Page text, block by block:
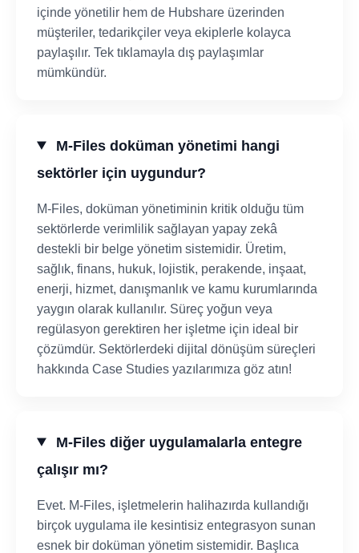
içinde yönetilir hem de Hubshare üzerinden
müşteriler, tedarikçiler veya ekiplerle kolayca
paylaşılır. Tek tıklamayla dış paylaşımlar
mümkündür.
M-Files doküman yönetimi hangi
sektörler için uygundur?
M-Files, doküman yönetiminin kritik olduğu tüm
sektörlerde verimlilik sağlayan yapay zekâ
destekli bir belge yönetim sistemidir. Üretim,
sağlık, finans, hukuk, lojistik, perakende, inşaat,
enerji, hizmet, danışmanlık ve kamu kurumlarında
yaygın olarak kullanılır. Süreç yoğun veya
regülasyon gerektiren her işletme için ideal bir
çözümdür. Sektörlerdeki dijital dönüşüm süreçleri
hakkında Case Studies yazılarımıza göz atın!
M-Files diğer uygulamalarla entegre
çalışır mı?
Evet. M-Files, işletmelerin halihazırda kullandığı
birçok uygulama ile kesintisiz entegrasyon sunan
esnek bir doküman yönetim sistemidir. Başlıca